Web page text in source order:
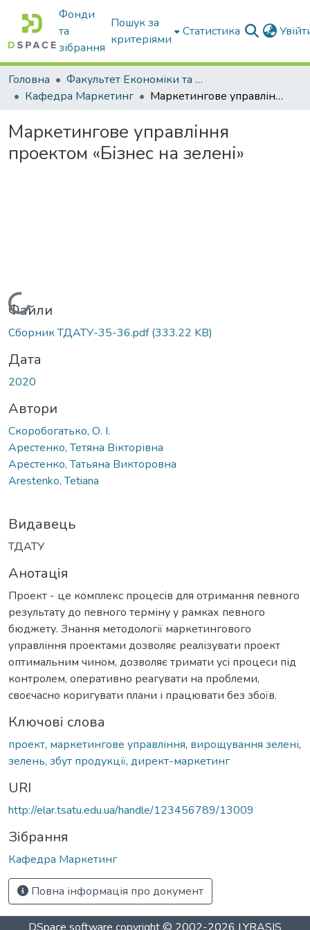
Фонди
та
зібрання
Пошук за
критеріями
Статистика
Головна
Факультет Економіки та бізнесу
Кафедра Маркетинг
Маркетингове управління проектом «Бізнес на зелені»
Маркетингове управління
проектом «Бізнес на зелені»
Вантажиться...
Файли
Сборник ТДАТУ-35-36.pdf(333.22 KB)
Дата
2020
Автори
Скоробогатько, О. І.
Арестенко, Тетяна Вікторівна
Арестенко, Татьяна Викторовна
Arestenko, Tetiana
Видавець
ТДАТУ
Анотація
Проект - це комплекс процесів для отримання певного
результату до певного терміну у рамках певного
бюджету. Знання методології маркетингового
управління проектами дозволяє реалізувати проект
оптимальним чином, дозволяє тримати усі процеси під
контролем, оперативно реагувати на проблеми,
своєчасно коригувати плани і працювати без збоїв.
Ключові слова
проект, маркетингове управління, вирощування зелені,
зелень, збут продукції, директ-маркетинг
URI
http://elar.tsatu.edu.ua/handle/123456789/13009
Зібрання
Кафедра Маркетинг
Повна інформація про документ